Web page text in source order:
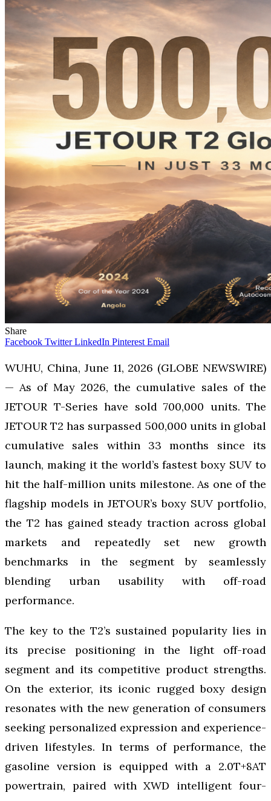
Share
Facebook Twitter LinkedIn Pinterest Email
WUHU, China, June 11, 2026 (GLOBE NEWSWIRE)
— As of May 2026, the cumulative sales of the
JETOUR T-Series have sold 700,000 units. The
JETOUR T2 has surpassed 500,000 units in global
cumulative sales within 33 months since its
launch, making it the world’s fastest boxy SUV to
hit the half-million units milestone. As one of the
flagship models in JETOUR’s boxy SUV portfolio,
the T2 has gained steady traction across global
markets and repeatedly set new growth
benchmarks in the segment by seamlessly
blending urban usability with off-road
performance.
The key to the T2’s sustained popularity lies in
its precise positioning in the light off-road
segment and its competitive product strengths.
On the exterior, its iconic rugged boxy design
resonates with the new generation of consumers
seeking personalized expression and experience-
driven lifestyles. In terms of performance, the
gasoline version is equipped with a 2.0T+8AT
powertrain, paired with XWD intelligent four-